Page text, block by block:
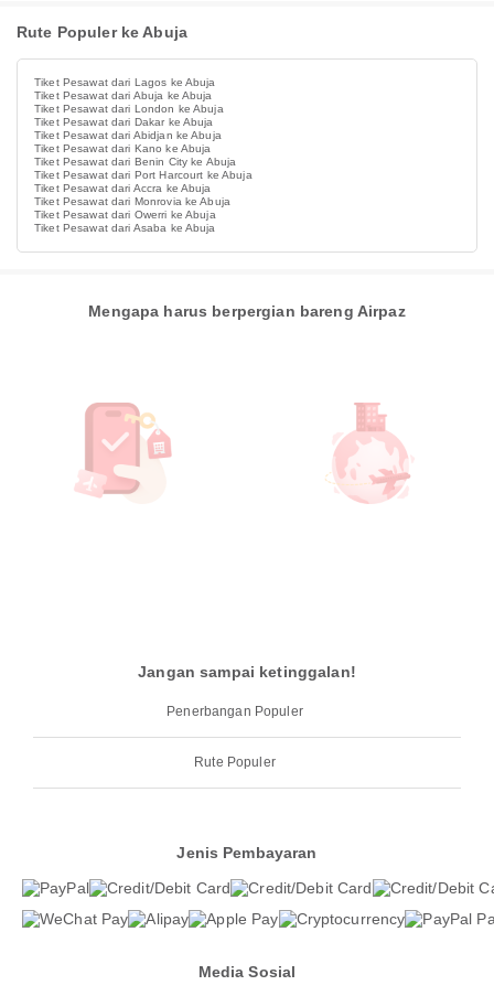
Rute Populer ke Abuja
Tiket Pesawat dari Lagos ke Abuja
Tiket Pesawat dari Abuja ke Abuja
Tiket Pesawat dari London ke Abuja
Tiket Pesawat dari Dakar ke Abuja
Tiket Pesawat dari Abidjan ke Abuja
Tiket Pesawat dari Kano ke Abuja
Tiket Pesawat dari Benin City ke Abuja
Tiket Pesawat dari Port Harcourt ke Abuja
Tiket Pesawat dari Accra ke Abuja
Tiket Pesawat dari Monrovia ke Abuja
Tiket Pesawat dari Owerri ke Abuja
Tiket Pesawat dari Asaba ke Abuja
Mengapa harus berpergian bareng Airpaz
Jangan sampai ketinggalan!
Penerbangan Populer
Rute Populer
Jenis Pembayaran
Media Sosial